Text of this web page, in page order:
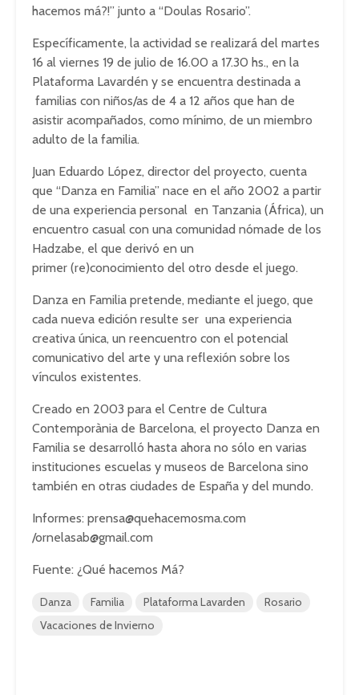
hacemos má?!” junto a “Doulas Rosario”.
Específicamente, la actividad se realizará del martes
16 al viernes 19 de julio de 16.00 a 17.30 hs., en la
Plataforma Lavardén y se encuentra destinada a
familias con niños/as de 4 a 12 años que han de
asistir acompañados, como mínimo, de un miembro
adulto de la familia.
Juan Eduardo López, director del proyecto, cuenta
que “Danza en Familia” nace en el año 2002 a partir
de una experiencia personal en Tanzania (África), un
encuentro casual con una comunidad nómade de los
Hadzabe, el que derivó en un
primer (re)conocimiento del otro desde el juego.
Danza en Familia pretende, mediante el juego, que
cada nueva edición resulte ser una experiencia
creativa única, un reencuentro con el potencial
comunicativo del arte y una reflexión sobre los
vínculos existentes.
Creado en 2003 para el Centre de Cultura
Contemporània de Barcelona, el proyecto Danza en
Familia se desarrolló hasta ahora no sólo en varias
instituciones escuelas y museos de Barcelona sino
también en otras ciudades de España y del mundo.
Informes: prensa@quehacemosma.com
/ornelasab@gmail.com
Fuente: ¿Qué hacemos Má?
Danza Familia Plataforma Lavarden
Rosario
Vacaciones de Invierno